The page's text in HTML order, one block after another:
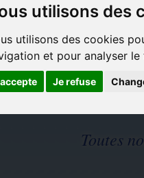
utilisons des
utilisons des cookies
et pour analyser
Je refuse
détente
jeux
Toutes